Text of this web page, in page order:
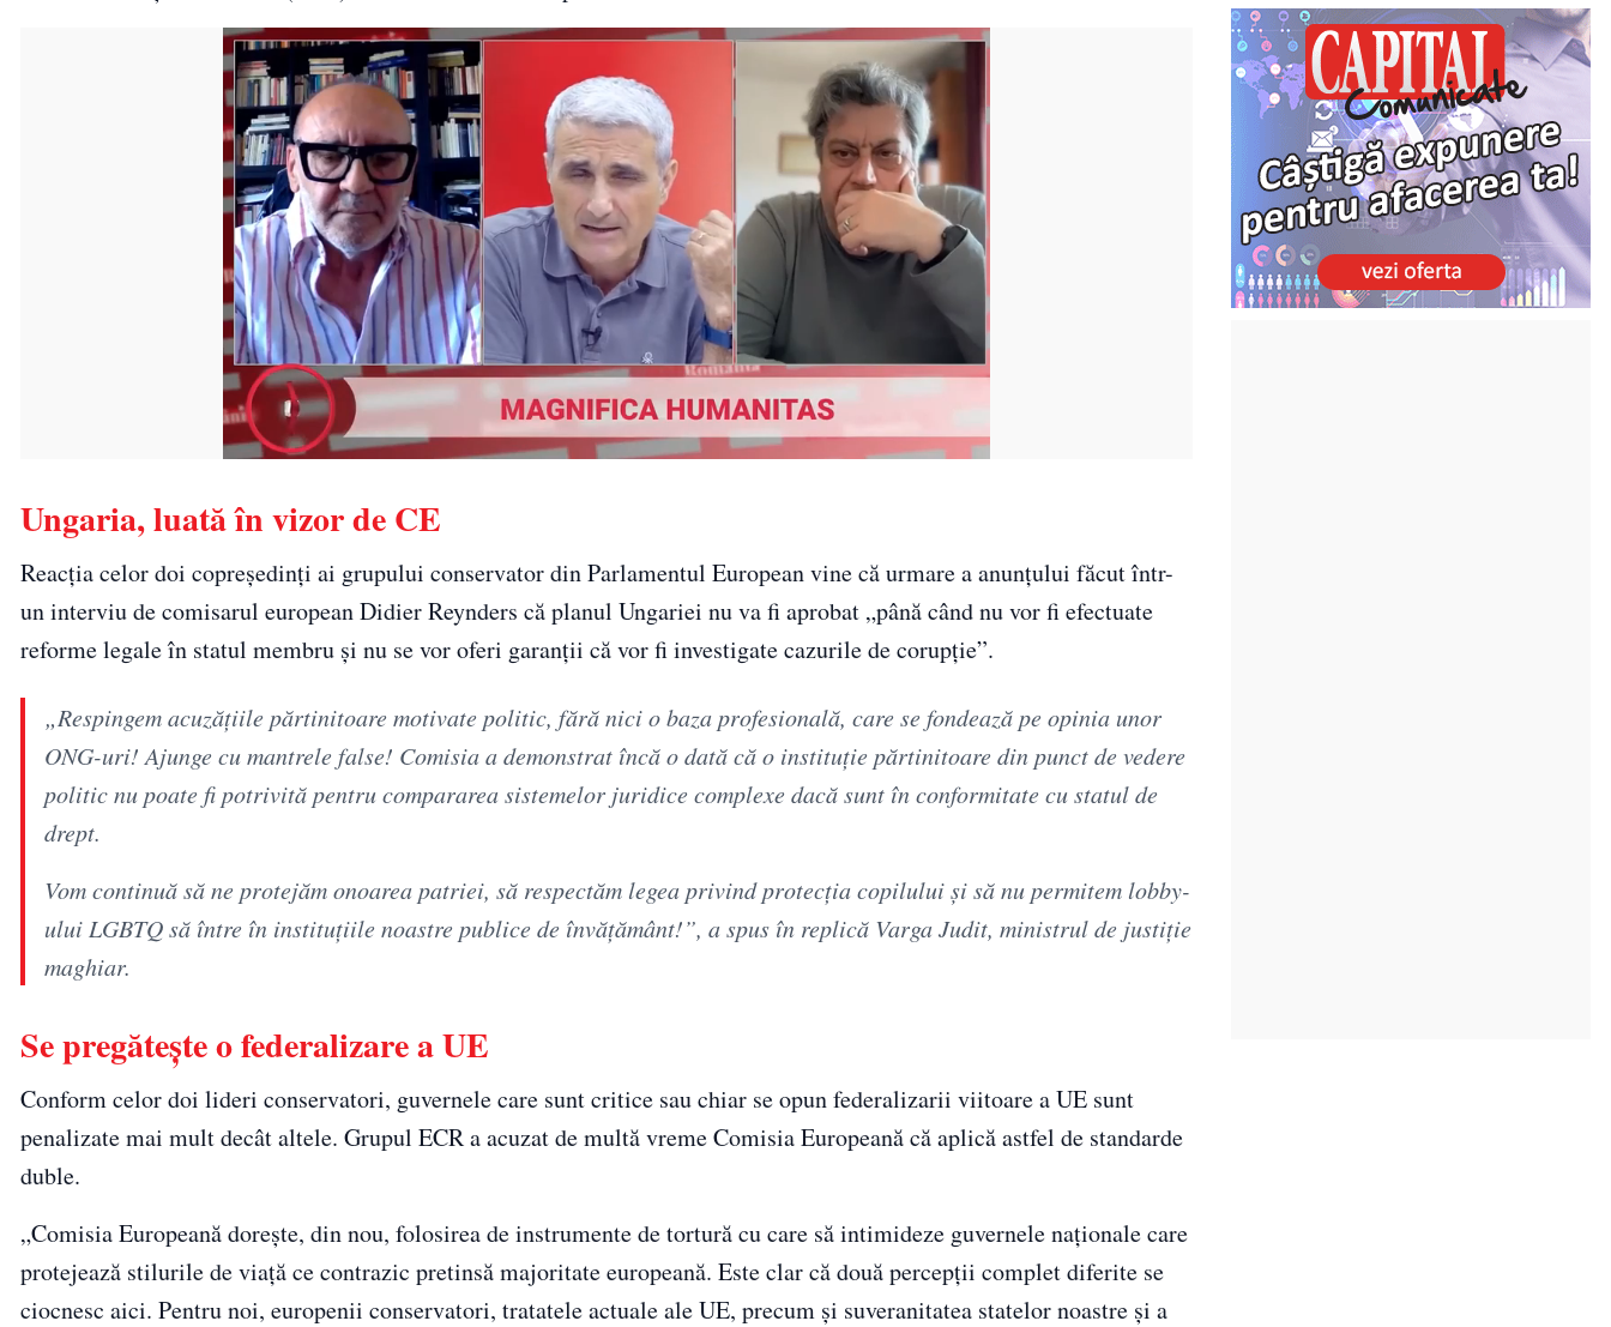
Ungaria, luată în vizor de CE
Reacția celor doi copreședinți ai grupului conservator din Parlamentul European vine că urmare a anunțului făcut într-
un interviu de comisarul european Didier Reynders că planul Ungariei nu va fi aprobat „până când nu vor fi efectuate
reforme legale în statul membru și nu se vor oferi garanții că vor fi investigate cazurile de corupție”.
„Respingem acuzățiile părtinitoare motivate politic, fără nici o baza profesională, care se fondează pe opinia unor
ONG-uri! Ajunge cu mantrele false! Comisia a demonstrat încă o dată că o instituție părtinitoare din punct de vedere
politic nu poate fi potrivită pentru compararea sistemelor juridice complexe dacă sunt în conformitate cu statul de
drept.
Vom continuă să ne protejăm onoarea patriei, să respectăm legea privind protecția copilului și să nu permitem lobby-
ului LGBTQ să între în instituțiile noastre publice de învățământ!”, a spus în replică Varga Judit, ministrul de justiție
maghiar.
Se pregătește o federalizare a UE
Conform celor doi lideri conservatori, guvernele care sunt critice sau chiar se opun federalizarii viitoare a UE sunt
penalizate mai mult decât altele. Grupul ECR a acuzat de multă vreme Comisia Europeană că aplică astfel de standarde
duble.
„Comisia Europeană dorește, din nou, folosirea de instrumente de tortură cu care să intimideze guvernele naționale care
protejează stilurile de viață ce contrazic pretinsă majoritate europeană. Este clar că două percepții complet diferite se
ciocnesc aici. Pentru noi, europenii conservatori, tratatele actuale ale UE, precum și suveranitatea statelor noastre și a